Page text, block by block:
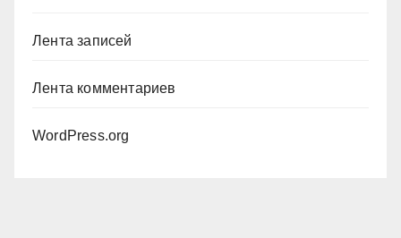
Лента записей
Лента комментариев
WordPress.org